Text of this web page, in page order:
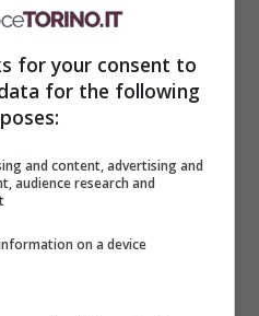
che nei proclami di
tutelate e
del genere con
le prime
teste a cadere,
Gioventù Nazionale,
for your consent to
for the following
and content, advertising and
audience research and
on a device